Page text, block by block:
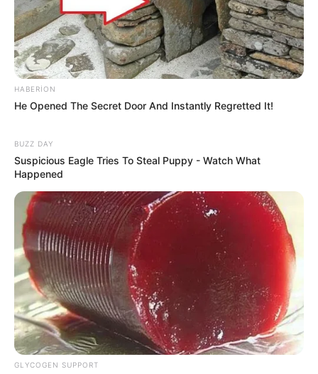
22:49 / 06 Avqust 2026 SİYASƏT
Ceyhun Bayramov: Zelenski Ukraynaya
göstərdiyi humanitar yardımla bağlı
74
HABERION
He Opened The Secret Door And Instantly Regretted It!
BUZZ DAY
Suspicious Eagle Tries To Steal Puppy - Watch What
Happened
GLYCOGEN SUPPORT